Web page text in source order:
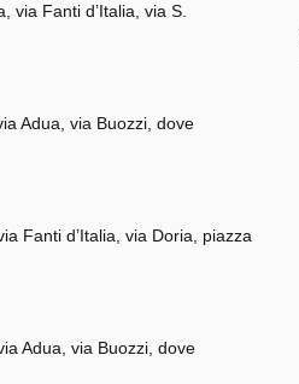
via Fanti d’Italia, via S.
Adua, via Buozzi, dove
Fanti d’Italia, via Doria, piazza
Adua, via Buozzi, dove